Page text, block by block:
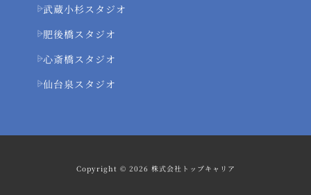
武蔵小杉スタジオ
肥後橋スタジオ
心斎橋スタジオ
仙台泉スタジオ
Copyright © 2026 株式会社トップキャリア